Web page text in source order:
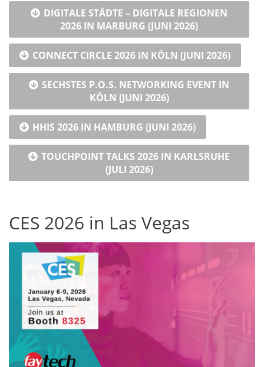
DIGITALE STÄDTE – DIGITALE REGIONEN
2026 IN MARBURG (JUNI 2026)
CONNECT CIRCLE 2026 IN KÖLN (JUNI 2026)
SECHSTES P.O.S. NETWORKING EVENT IN
KÖLN (JUNI 2026)
HHIS 2026 IN HAMBURG (JUNI 2026)
TOUCHPOINT TALKS 2026 IN KARLSRUHE
(JULI 2026)
CES 2026 in Las Vegas